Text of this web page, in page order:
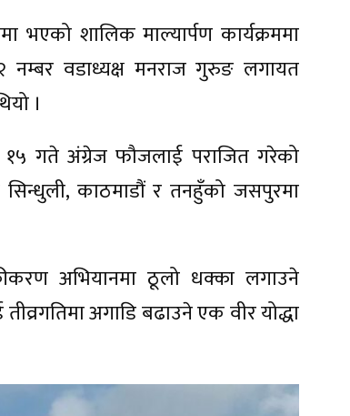
भएको शालिक माल्यार्पण कार्यक्रममा
वडाध्यक्ष मनराज गुरुङ लगायत
।
१५ गते अंग्रेज फौजलाई पराजित गरेको
सिन्धुली, काठमाडौं र तनहुँको जसपुरमा
अभियानमा ठूलो धक्का लगाउने
अगाडि बढाउने एक वीर योद्धा